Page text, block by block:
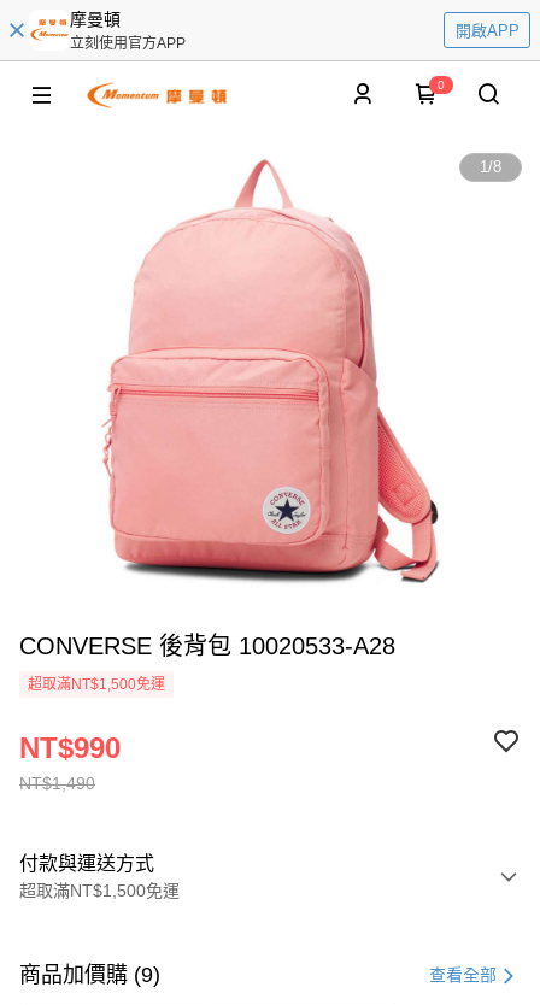
摩曼頓
立刻使用官方APP
開啟APP
0
1/8
CONVERSE 後背包 10020533-A28
超取滿NT$1,500免運
NT$1,490
NT$990
付款與運送方式
超取滿NT$1,500免運
信用卡一次付款
商品加價購 (9) 查看全部